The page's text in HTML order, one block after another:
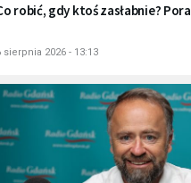
robić, gdy ktoś zasłabnie?
sierpnia 2026 - 13:13